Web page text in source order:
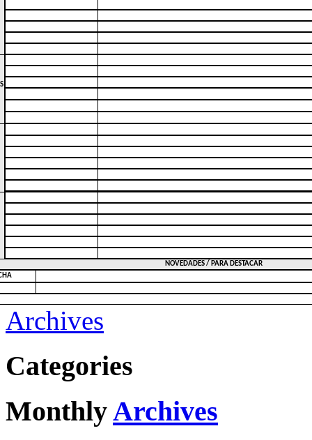
NOVEDADES / PARA DESTACAR
Archives
Categories
MonthlyArchives